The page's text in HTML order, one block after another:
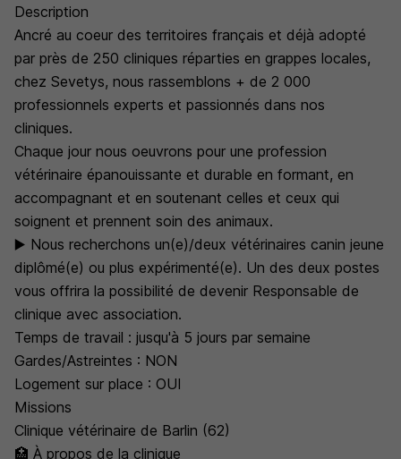
Description
Ancré au coeur des territoires français et déjà adopté
par près de 250 cliniques réparties en grappes locales,
chez Sevetys, nous rassemblons + de 2 000
professionnels experts et passionnés dans nos
cliniques.
Chaque jour nous oeuvrons pour une profession
vétérinaire épanouissante et durable en formant, en
accompagnant et en soutenant celles et ceux qui
soignent et prennent soin des animaux.
▶️ Nous recherchons un(e)/deux vétérinaires canin jeune
diplômé(e) ou plus expérimenté(e). Un des deux postes
vous offrira la possibilité de devenir Responsable de
clinique avec association.
Temps de travail : jusqu'à 5 jours par semaine
Gardes/Astreintes : NON
Logement sur place : OUI
Missions
Clinique vétérinaire de Barlin (62)
🏥 À propos de la clinique